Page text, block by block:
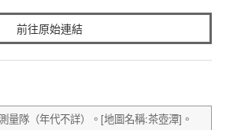
前往原始連結